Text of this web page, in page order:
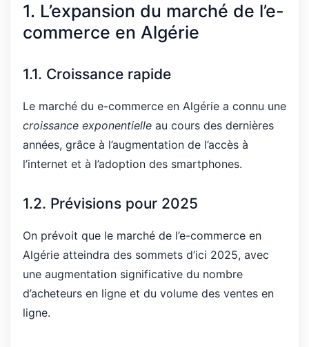
1. L’expansion du marché de l’e-
commerce en Algérie
1.1. Croissance rapide
Le marché du e-commerce en Algérie a connu une
croissance exponentielle au cours des dernières
années, grâce à l’augmentation de l’accès à
l’internet et à l’adoption des smartphones.
1.2. Prévisions pour 2025
On prévoit que le marché de l’e-commerce en
Algérie atteindra des sommets d’ici 2025, avec
une augmentation significative du nombre
d’acheteurs en ligne et du volume des ventes en
ligne.